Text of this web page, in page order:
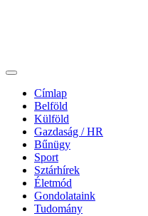
Címlap
Belföld
Külföld
Gazdaság / HR
Bűnügy
Sport
Sztárhírek
Életmód
Gondolataink
Tudomány